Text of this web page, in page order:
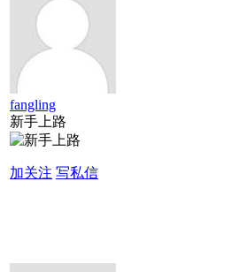
fangling
新手上路
加关注 写私信